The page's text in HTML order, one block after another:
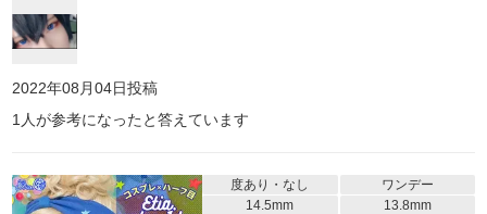
2022年08月04日投稿
1 人が参考になったと答えています
度あり・なし
ワンデー
14.5mm
13.8mm